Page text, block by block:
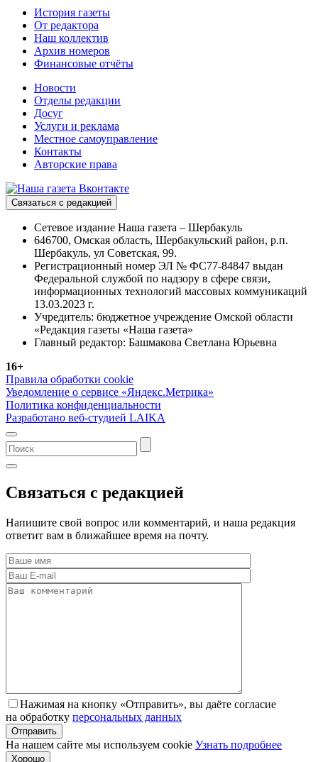
История газеты
От редактора
Наш коллектив
Архив номеров
Финансовые отчёты
Новости
Отделы редакции
Досуг
Услуги и реклама
Местное самоуправление
Контакты
Авторские права
Связаться с редакцией
Сетевое издание Наша газета – Шербакуль
646700, Омская область, Шербакульский район, р.п.
Шербакуль, ул Советская, 99.
Регистрационный номер ЭЛ № ФС77-84847 выдан
Федеральной службой по надзору в сфере связи,
информационных технологий массовых коммуникаций
13.03.2023 г.
Учредитель: бюджетное учреждение Омской области
«Редакция газеты «Наша газета»
Главный редактор: Башмакова Светлана Юрьевна
16+
Правила обработки cookie
Уведомление о сервисе «Яндекс.Метрика»
Политика конфиденциальности
Разработано веб-студией LAIKA
Связаться с редакцией
Напишите свой вопрос или комментарий, и наша редакция
ответит вам в ближайшее время на почту.
Нажимая на кнопку «Отправить», вы даёте согласие
на обработку персональных данных
На нашем сайте мы используем cookie Узнать подробнее
Хорошо